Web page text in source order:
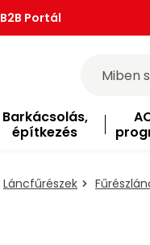
B2B Portál
Barkácsolás,
építkezés
Láncfűrészek